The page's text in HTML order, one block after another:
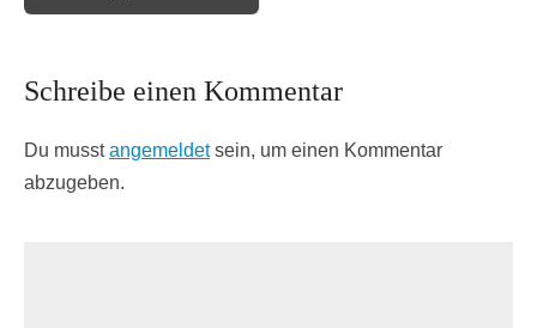
Schreibe einen Kommentar
Du musstangemeldetsein, um einen Kommentar
abzugeben.